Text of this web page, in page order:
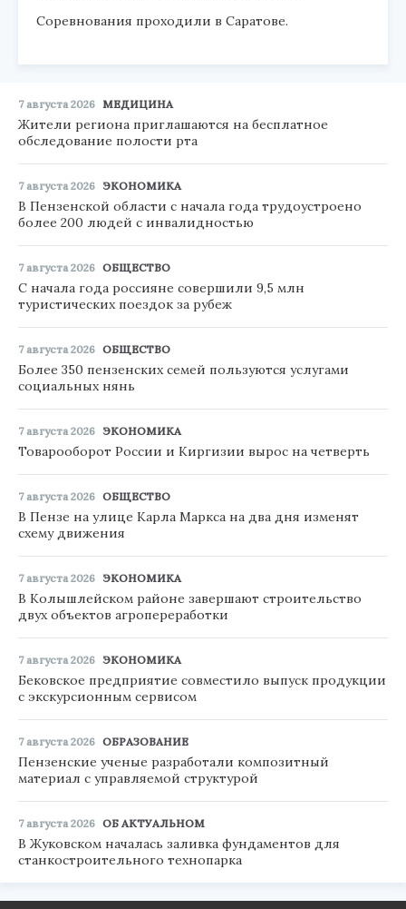
Соревнования проходили в Саратове.
7 августа 2026 МЕДИЦИНА
Жители региона приглашаются на бесплатное
обследование полости рта
7 августа 2026 ЭКОНОМИКА
В Пензенской области с начала года трудоустроено
более 200 людей с инвалидностью
7 августа 2026 ОБЩЕСТВО
С начала года россияне совершили 9,5 млн
туристических поездок за рубеж
7 августа 2026 ОБЩЕСТВО
Более 350 пензенских семей пользуются услугами
социальных нянь
7 августа 2026 ЭКОНОМИКА
Товарооборот России и Киргизии вырос на четверть
7 августа 2026 ОБЩЕСТВО
В Пензе на улице Карла Маркса на два дня изменят
схему движения
7 августа 2026 ЭКОНОМИКА
В Колышлейском районе завершают строительство
двух объектов агропереработки
7 августа 2026 ЭКОНОМИКА
Бековское предприятие совместило выпуск продукции
с экскурсионным сервисом
7 августа 2026 ОБРАЗОВАНИЕ
Пензенские ученые разработали композитный
материал с управляемой структурой
7 августа 2026 ОБ АКТУАЛЬНОМ
В Жуковском началась заливка фундаментов для
станкостроительного технопарка